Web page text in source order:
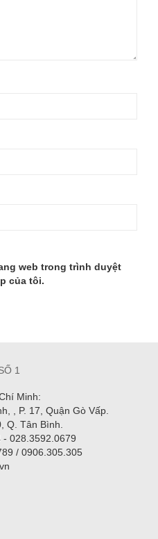
web trong trình duyệt
của tôi.
Minh:
, P. 17, Quận Gò Vấp.
Q. Tân Bình.
- 028.3592.0679
/ 0906.305.305